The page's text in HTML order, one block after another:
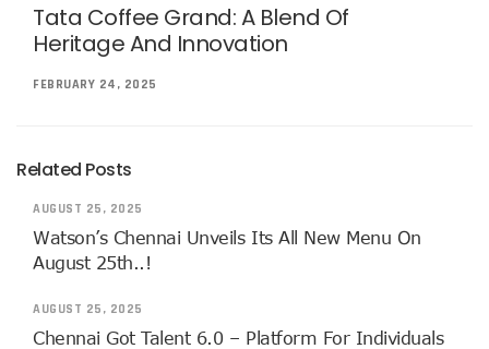
Tata Coffee Grand: A Blend Of
Heritage And Innovation
FEBRUARY 24, 2025
Related Posts
AUGUST 25, 2025
Watson’s Chennai Unveils Its All New Menu On
August 25th..!
AUGUST 25, 2025
Chennai Got Talent 6.0 – Platform For Individuals